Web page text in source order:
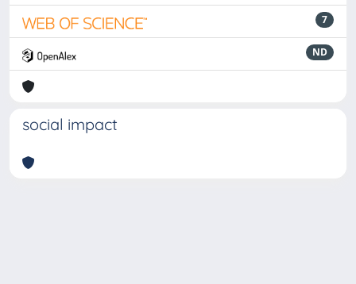
7
ND
social impact